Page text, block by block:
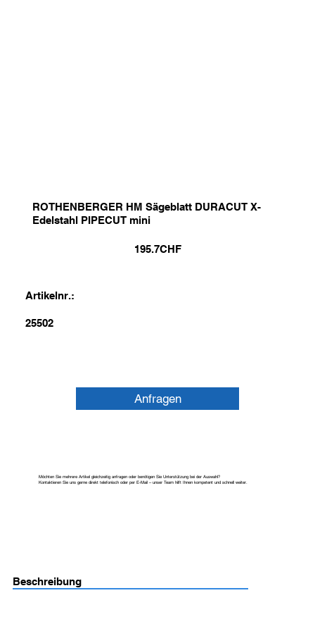
ROTHENBERGER HM Sägeblatt DURACUT X-
Edelstahl PIPECUT mini
195.7CHF
Artikelnr.:
25502
Anfragen
Möchten Sie mehrere Artikel gleichzeitig anfragen oder benötigen Sie Unterstützung bei der Auswahl?
Kontaktieren Sie uns gerne direkt telefonisch oder per E-Mail – unser Team hilft Ihnen kompetent und schnell weiter.
Beschreibung